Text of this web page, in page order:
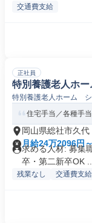
交通費支給
正社員
特別養護老人ホ
特別養護老人ホーム
住宅手当／各種手
岡山県総社市久代
月給24万2096円
求める人材: 募集
卒・第二新卒OK ...
残業なし 交通費支給